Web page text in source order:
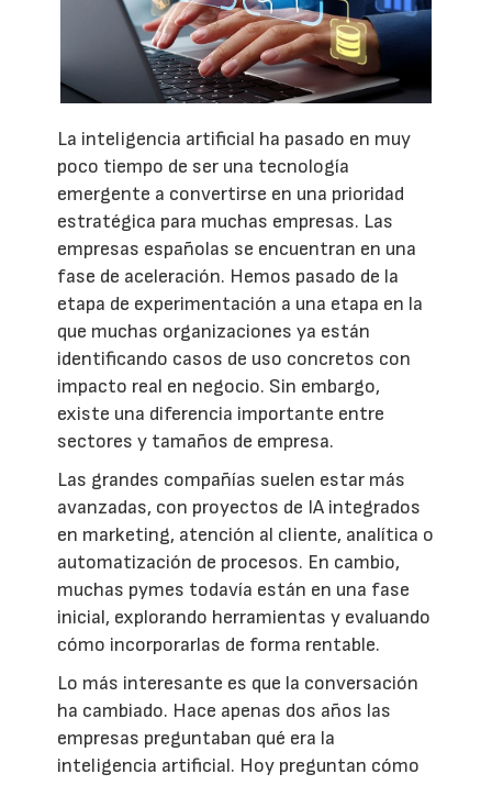
La inteligencia artificial ha pasado en muy
poco tiempo de ser una tecnología
emergente a convertirse en una prioridad
estratégica para muchas empresas. Las
empresas españolas se encuentran en una
fase de aceleración. Hemos pasado de la
etapa de experimentación a una etapa en la
que muchas organizaciones ya están
identificando casos de uso concretos con
impacto real en negocio. Sin embargo,
existe una diferencia importante entre
sectores y tamaños de empresa.
Las grandes compañías suelen estar más
avanzadas, con proyectos de IA integrados
en marketing, atención al cliente, analítica o
automatización de procesos. En cambio,
muchas pymes todavía están en una fase
inicial, explorando herramientas y evaluando
cómo incorporarlas de forma rentable.
Lo más interesante es que la conversación
ha cambiado. Hace apenas dos años las
empresas preguntaban qué era la
inteligencia artificial. Hoy preguntan cómo